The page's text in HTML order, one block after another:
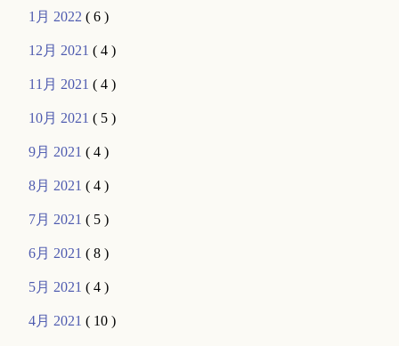
1月 2022( 6 )
12月 2021( 4 )
11月 2021( 4 )
10月 2021( 5 )
9月 2021( 4 )
8月 2021( 4 )
7月 2021( 5 )
6月 2021( 8 )
5月 2021( 4 )
4月 2021( 10 )